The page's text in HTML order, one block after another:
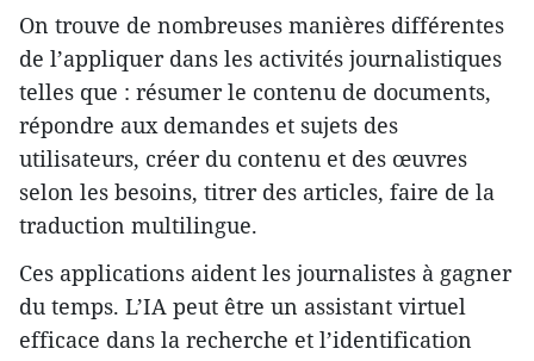
On trouve de nombreuses manières différentes
de l’appliquer dans les activités journalistiques
telles que : résumer le contenu de documents,
répondre aux demandes et sujets des
utilisateurs, créer du contenu et des œuvres
selon les besoins, titrer des articles, faire de la
traduction multilingue.
Ces applications aident les journalistes à gagner
du temps. L’IA peut être un assistant virtuel
efficace dans la recherche et l’identification